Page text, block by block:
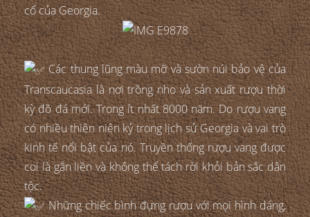
cổ của Georgia.
Các thung lũng màu mỡ và sườn núi bảo vệ của
Transcaucasia là nơi trồng nho và sản xuất rượu thời
kỳ đồ đá mới. Trong ít nhất 8000 năm. Do rượu vang
có nhiều thiên niên kỷ trong lịch sử Georgia và vai trò
kinh tế nổi bật của nó. Truyền thống rượu vang được
coi là gắn liền và không thể tách rời khỏi bản sắc dân
tộc.
Những chiếc bình đựng rượu với mọi hình dáng,